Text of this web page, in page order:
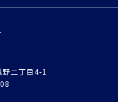
二丁目4-1